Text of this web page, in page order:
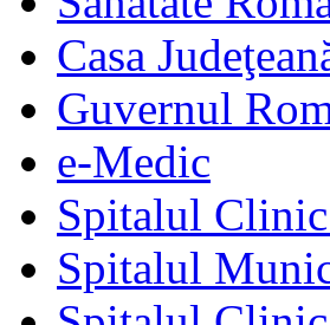
Casa
Guvernul
e-Medic
Spitalul
Spitalul